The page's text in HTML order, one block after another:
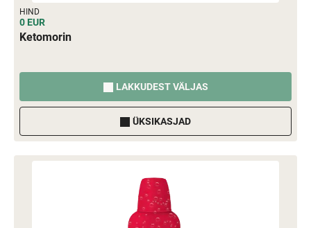
HIND
0 EUR
Ketomorin
LAKKUDEST VÄLJAS
ÜKSIKASJAD